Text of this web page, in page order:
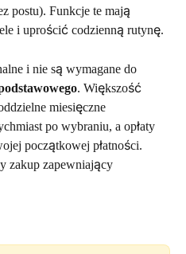
postu). Funkcje te mają
i uprościć codzienną rutynę.
i nie są wymagane do
. Większość
miesięczne
po wybraniu, a opłaty
początkowej płatności.
zakup zapewniający